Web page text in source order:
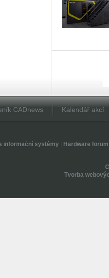
CADnews Kalendář akcí
informační systémy| Hardware forum
Tvorba